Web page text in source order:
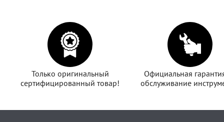
Только оригинальный
сертифицированный товар!
Официальная
обслуживание